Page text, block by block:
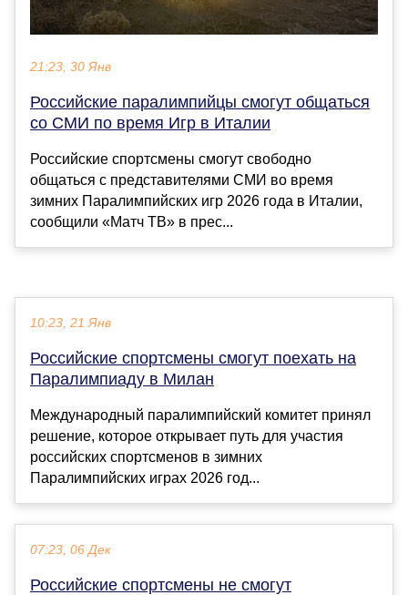
21:23, 30 Янв
Российские паралимпийцы смогут общаться
со СМИ по время Игр в Италии
Российские спортсмены смогут свободно
общаться с представителями СМИ во время
зимних Паралимпийских игр 2026 года в Италии,
сообщили «Матч ТВ» в прес...
10:23, 21 Янв
Российские спортсмены смогут поехать на
Паралимпиаду в Милан
Международный паралимпийский комитет принял
решение, которое открывает путь для участия
российских спортсменов в зимних
Паралимпийских играх 2026 год...
07:23, 06 Дек
Российские спортсмены не смогут